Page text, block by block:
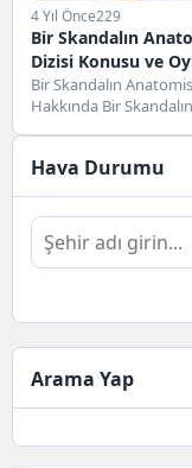
4 Yıl Önce229
Bir Skandalın
Dizisi Konusu ve
| Netflix
Bir Skandalın
Hakkında Bir Skandalın
Hava Durumu
Arama Yap